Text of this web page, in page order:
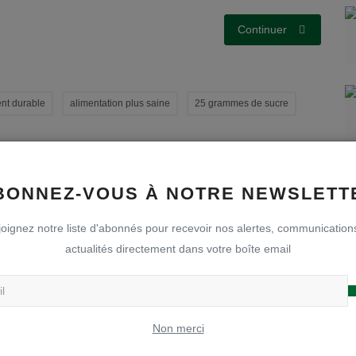
VOUS À NOTRE
notre liste d'abonnés pour recevoir nos alertes,
actualités directement dans votre boîte email
Non merci
Continuer
durable alimentation plus saine 25 grammes de sucre
ARTICLE SUIVANT
0